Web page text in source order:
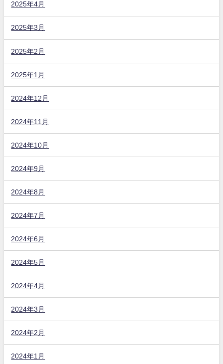
2025年4月
2025年3月
2025年2月
2025年1月
2024年12月
2024年11月
2024年10月
2024年9月
2024年8月
2024年7月
2024年6月
2024年5月
2024年4月
2024年3月
2024年2月
2024年1月